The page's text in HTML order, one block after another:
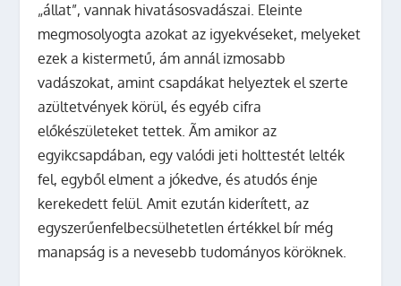
„állat”, vannak hivatásosvadászai. Eleinte
megmosolyogta azokat az igyekvéseket, melyeket
ezek a kistermetű, ám annál izmosabb
vadászokat, amint csapdákat helyeztek el szerte
azültetvények körül, és egyéb cifra
előkészületeket tettek. Ãm amikor az
egyikcsapdában, egy valódi jeti holttestét lelték
fel, egyből elment a jókedve, és atudós énje
kerekedett felül. Amit ezután kiderített, az
egyszerűenfelbecsülhetetlen értékkel bír még
manapság is a nevesebb tudományos köröknek.